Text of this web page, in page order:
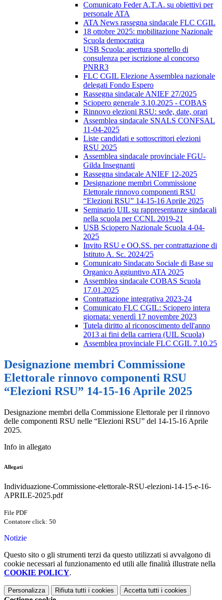
Comunicato Feder A.T.A. su obiettivi per
personale ATA
ATA News rassegna sindacale FLC CGIL
18 ottobre 2025: mobilitazione Nazionale
Scuola democratica
USB Scuola: apertura sportello di
consulenza per iscrizione al concorso
PNRR3
FLC CGIL Elezione Assemblea nazionale
delegati Fondo Espero
Rassegna sindacale ANIEF 27/2025
Sciopero generale 3.10.2025 - COBAS
Rinnovo elezioni RSU: sede, date, orari
Assemblea sindacale SNALS CONFSAL
11-04-2025
Liste candidati e sottoscrittori elezioni
RSU 2025
Assemblea sindacale provinciale FGU-
Gilda Insegnanti
Rassegna sindacale ANIEF 12-2025
Designazione membri Commissione
Elettorale rinnovo componenti RSU
“Elezioni RSU” 14-15-16 Aprile 2025
Seminario UIL su rappresentanze sindacali
nella scuola per CCNL 2019-21
USB Sciopero Nazionale Scuola 4-04-
2025
Invito RSU e OO.SS. per contrattazione di
Istituto A. Sc. 2024/25
Comunicato Sindacato Sociale di Base su
Organico Aggiuntivo ATA 2025
Assemblea sindacale COBAS Scuola
17.01.2025
Contrattazione integrativa 2023-24
Comunicato FLC CGIL: Sciopero intera
giornata: venerdì 17 novembre 2023
Tutela diritto al riconoscimento dell'anno
2013 ai fini della carriera (UIL Scuola)
Assemblea provinciale FLC CGIL 7.10.25
Designazione membri Commissione
Elettorale rinnovo componenti RSU
“Elezioni RSU” 14-15-16 Aprile 2025
Designazione membri della Commissione Elettorale per il rinnovo
delle componenti RSU nelle “Elezioni RSU” del 14-15-16 Aprile
2025.
Info in allegato
Allegati
Individuazione-Commissione-elettorale-RSU-elezioni-14-15-e-16-
APRILE-2025.pdf
File PDF
Contatore click: 50
Notizie
Questo sito o gli strumenti terzi da questo utilizzati si avvalgono di
cookie necessari al funzionamento ed utili alle finalità illustrate nella
COOKIE POLICY.
Personalizza Rifiuta tutti i cookies Accetta tutti i cookies